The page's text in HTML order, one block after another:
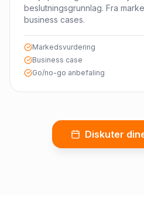
beslutningsgrunnlag. Fra
business cases.
Markedsvurdering
Business case
Go/no-go anbefaling
Diskuter